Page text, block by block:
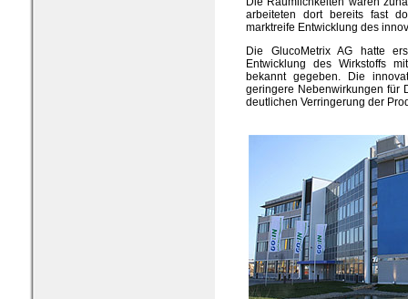
arbeiteten dort bereits fast
marktreife Entwicklung des
Die GlucoMetrix AG hatte
Entwicklung des Wirkstoffs
bekannt gegeben. Die
geringere Nebenwirkungen für
deutlichen Verringerung der